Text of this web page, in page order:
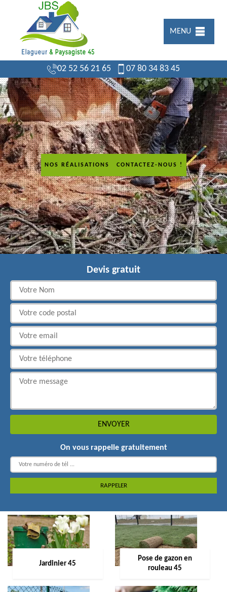
MENU
02 52 56 21 65 07 80 34 83 45
NOS RÉALISATIONS CONTACTEZ-NOUS !
Devis gratuit
On vous rappelle gratuitement
Jardinier 45
Pose de gazon en
rouleau 45